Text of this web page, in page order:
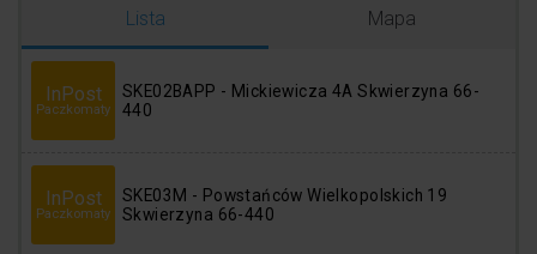
Rejestracja